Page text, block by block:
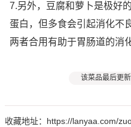
7.另外，豆腐和萝卜是极好
蛋白，但多食会引起消化不
两者合用有助于胃肠道的消
该菜品最后更
收藏地址：https://lanyaa.com/